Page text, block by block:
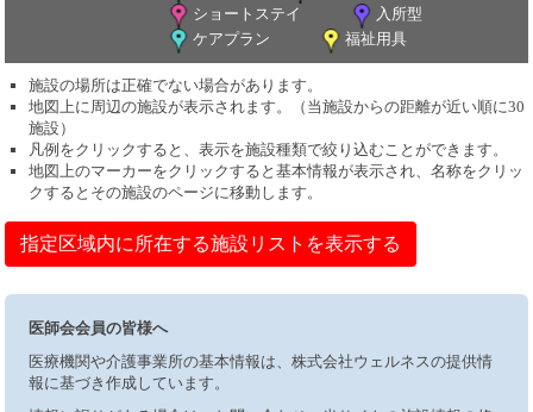
ショートステイ
入所型
ケアプラン
福祉用具
施設の場所は正確でない場合があります。
地図上に周辺の施設が表示されます。（当施設からの距離が近い順に30
施設）
凡例をクリックすると、表示を施設種類で絞り込むことができます。
地図上のマーカーをクリックすると基本情報が表示され、名称をクリッ
クするとその施設のページに移動します。
指定区域内に所在する施設リストを表示する
医師会会員の皆様へ
医療機関や介護事業所の基本情報は、株式会社ウェルネスの提供情
報に基づき作成しています。